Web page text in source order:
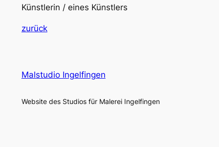
Künstlerin / eines Künstlers
zurück
Malstudio Ingelfingen
Website des Studios für Malerei Ingelfingen